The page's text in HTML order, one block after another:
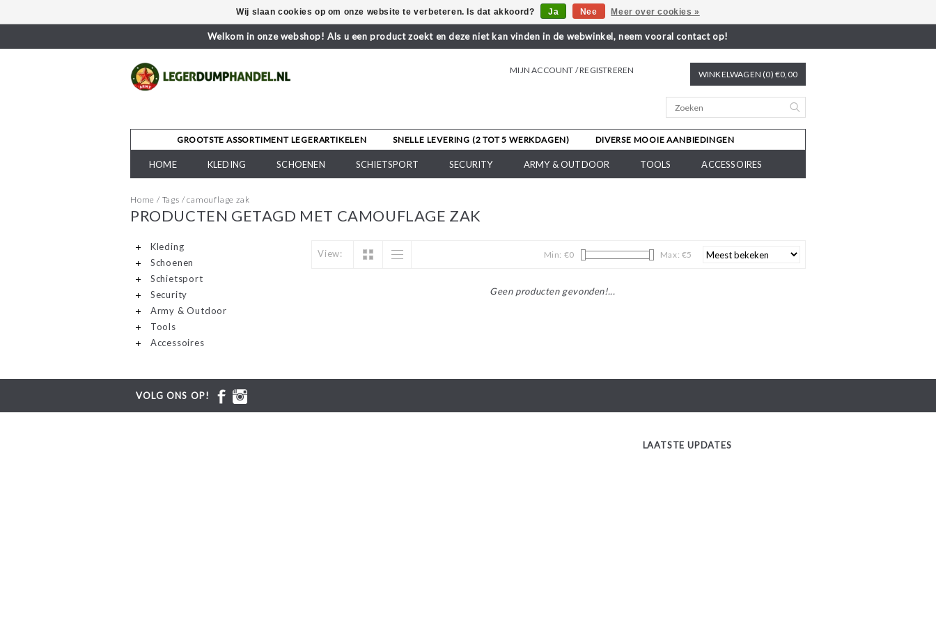
Welkom in onze webshop! Als u een product zoekt en deze niet kan vinden in de webwinkel, neem vooral contact op!
MIJN ACCOUNT / REGISTREREN WINKELWAGEN (0) €0,00
GROOTSTE ASSORTIMENT LEGERARTIKELEN SNELLE LEVERING (2 TOT 5 WERKDAGEN) DIVERSE MOOIE AANBIEDINGEN
HOME KLEDING SCHOENEN SCHIETSPORT SECURITY ARMY & OUTDOOR TOOLS ACCESSOIRES
Home / Tags /camouflage zak
PRODUCTEN GETAGD MET CAMOUFLAGE ZAK
Kleding
Schoenen
Schietsport
Security
Army & Outdoor
Tools
Accessoires
View: Min: €0 Max: €5
Geen producten gevonden!...
VOLG ONS OP!
LAATSTE UPDATES
Wij slaan cookies op om onze website te verbeteren. Is dat akkoord? Ja Nee Meer over cookies »